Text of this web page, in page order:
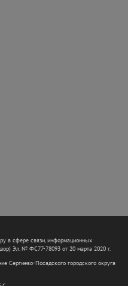
в сфере связи, информационных
Эл. № ФС77-78093 от 20 марта 2020 г.
Сергиево-Посадского городского округа